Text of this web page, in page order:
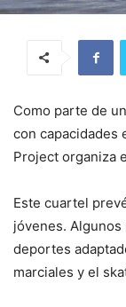
Como parte de
con capacidades
Project organiza
Este cuartel
jóvenes.
deportes
marciales y el